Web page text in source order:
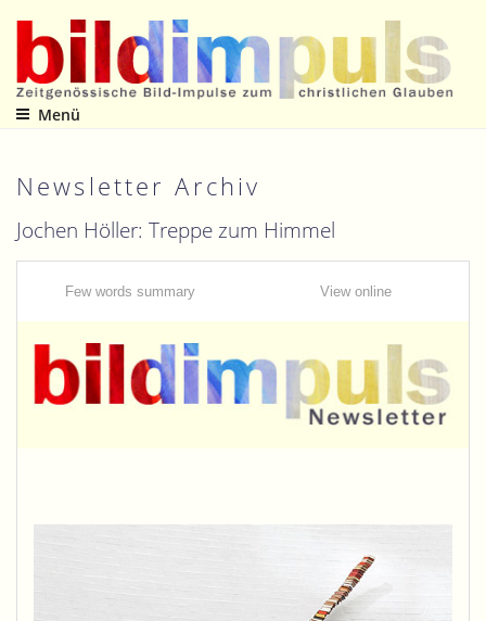
Inhalt
springen
Zeitgenössische Bild-Impulse zum christlichen Glauben
Menü
Newsletter Archiv
Jochen Höller: Treppe zum Himmel